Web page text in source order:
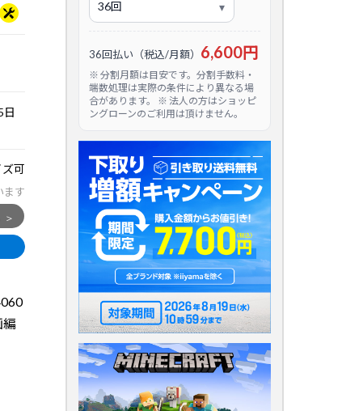
日
可
ます
36回払い（税込/月額） 6,600円
※ 分割月額は目安です。分割手数料・
端数処理は実際の条件により異なる場
合があります。 ※ 法人の方はショッピ
ングローンのご利用は頂けません。